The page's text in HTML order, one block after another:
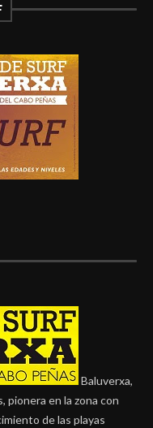
Baluverxa,
pionera en la zona con
de las playas